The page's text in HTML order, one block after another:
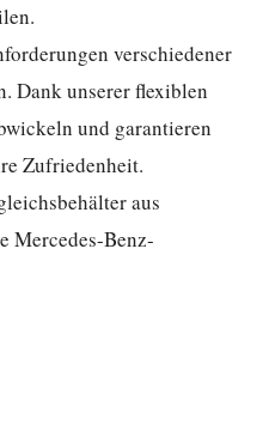
verschiedener
Dank unserer flexiblen
und garantieren
Zufriedenheit.
aus
Mercedes-Benz-